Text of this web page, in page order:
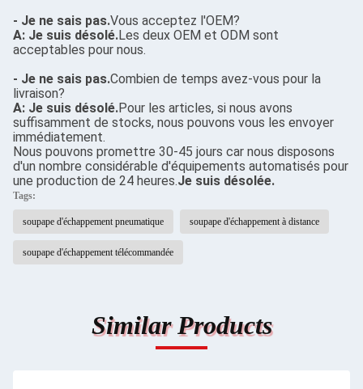
- Je ne sais pas.Vous acceptez l'OEM?
A: Je suis désolé.Les deux OEM et ODM sont
acceptables pour nous.
- Je ne sais pas.Combien de temps avez-vous pour la
livraison?
A: Je suis désolé.Pour les articles, si nous avons
suffisamment de stocks, nous pouvons vous les envoyer
immédiatement.
Nous pouvons promettre 30-45 jours car nous disposons
d'un nombre considérable d'équipements automatisés pour
une production de 24 heures.Je suis désolée.
Tags:
soupape d'échappement pneumatique soupape d'échappement à distance
soupape d'échappement télécommandée
Similar Products